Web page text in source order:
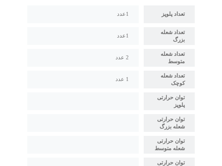
تعداد پلوپز 1عدد
تعداد شعله
بزرگ
1عدد
تعداد شعله
متوسط
2 عدد
تعداد شعله
کوچک
1 عدد
توان حرارتی
پلوپز
توان حرارتی
شعله بزرگ
توان حرارتی
شعله متوسط
توان حرارتی